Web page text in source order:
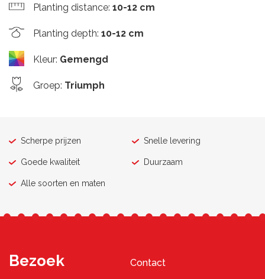
Planting distance: 10-12 cm
Planting depth: 10-12 cm
Kleur: Gemengd
Groep: Triumph
Scherpe prijzen Snelle levering
Goede kwaliteit Duurzaam
Alle soorten en maten
Bezoek
Contact